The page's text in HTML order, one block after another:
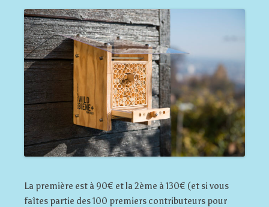
La première est à 90€ et la 2ème à 130€ (et si vous
faîtes partie des 100 premiers contributeurs pour